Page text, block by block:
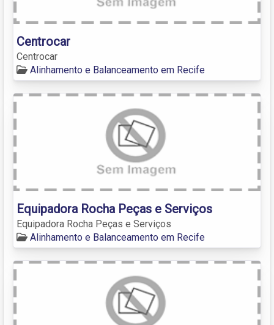
Centrocar
Centrocar
Alinhamento e Balanceamento em Recife
Equipadora Rocha Peças e Serviços
Equipadora Rocha Peças e Serviços
Alinhamento e Balanceamento em Recife